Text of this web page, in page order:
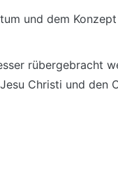
und dem
rübergebracht
Christi und den